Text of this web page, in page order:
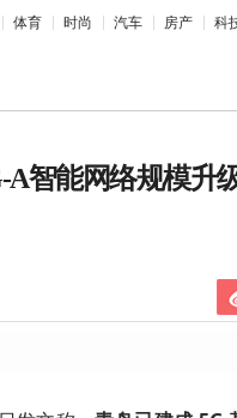
体育 时尚 汽车 房产 科
智能网络规模升